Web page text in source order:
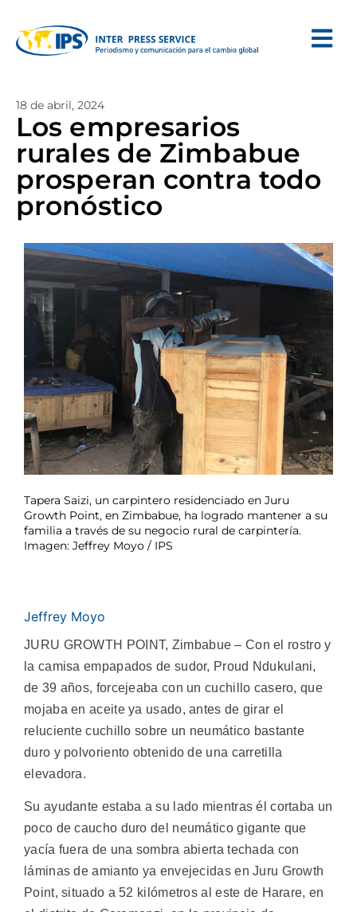
18 de abril, 2024
Los empresarios
rurales de Zimbabue
prosperan contra todo
pronóstico
Tapera Saizi, un carpintero residenciado en Juru
Growth Point, en Zimbabue, ha logrado mantener a su
familia a través de su negocio rural de carpintería.
Imagen: Jeffrey Moyo / IPS
Jeffrey Moyo
JURU GROWTH POINT, Zimbabue – Con el rostro y
la camisa empapados de sudor, Proud Ndukulani,
de 39 años, forcejeaba con un cuchillo casero, que
mojaba en aceite ya usado, antes de girar el
reluciente cuchillo sobre un neumático bastante
duro y polvoriento obtenido de una carretilla
elevadora.
Su ayudante estaba a su lado mientras él cortaba un
poco de caucho duro del neumático gigante que
yacía fuera de una sombra abierta techada con
láminas de amianto ya envejecidas en Juru Growth
Point, situado a 52 kilómetros al este de Harare, en